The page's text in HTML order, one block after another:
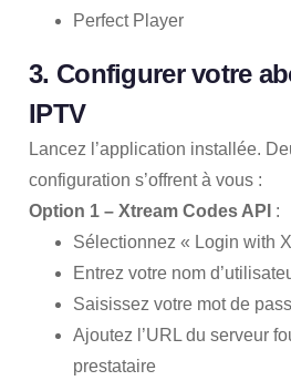
Perfect Player
3. Configurer votre
IPTV
Lancez l’application installée.
configuration s’offrent à vous :
Option 1 – Xtream Codes API :
Sélectionnez « Login with
Entrez votre nom
Saisissez votre mot de
Ajoutez l’URL du serveur
prestataire